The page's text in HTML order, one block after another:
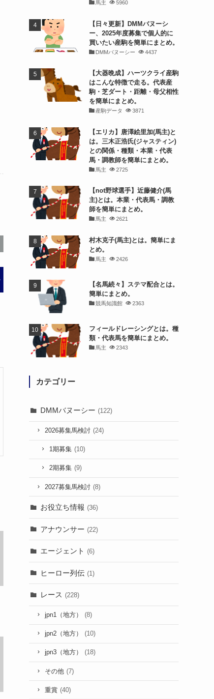
馬主 5960
【日々更新】DMMバヌーシ
ー、2025年度募集で個人的に
買いたい産駒を簡単にまとめ。
DMMバヌーシー 4437
【大器晩成】ハーツクライ産駒
はこんな特徴で走る。代表産
駒・芝ダート・距離・母父相性
を簡単にまとめ。
産駒データ 3871
【エリカ】唐澤絵里加(馬主)と
は。三木正浩氏(ジャスティン)
との関係・種類・本業・代表
馬・調教師を簡単にまとめ。
馬主 2725
【not野球選手】近藤健介(馬
主)とは。本業・代表馬・調教
師を簡単にまとめ。
馬主 2621
村木克子(馬主)とは。簡単にま
とめ。
馬主 2426
【名馬続々】ステマ配合とは。
簡単にまとめ。
競馬知識館 2363
フィールドレーシングとは。種
類・代表馬を簡単にまとめ。
馬主 2343
カテゴリー
DMMバヌーシー (122)
2026募集馬検討 (24)
1期募集 (10)
2期募集 (9)
2027募集馬検討 (8)
お役立ち情報 (36)
アナウンサー (22)
エージェント (6)
ヒーロー列伝 (1)
レース (228)
jpn1（地方） (8)
jpn2（地方） (10)
jpn3（地方） (18)
その他 (7)
重賞 (40)